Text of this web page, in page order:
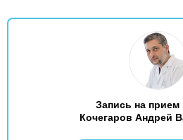
Запись на прием
Кочегаров Андрей